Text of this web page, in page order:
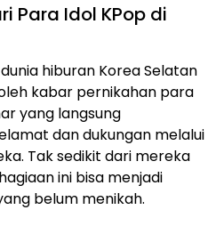
Para Idol KPop di
hiburan Korea Selatan
kabar pernikahan para
yang langsung
dan dukungan melalui
Tak sedikit dari mereka
ini bisa menjadi
belum menikah.